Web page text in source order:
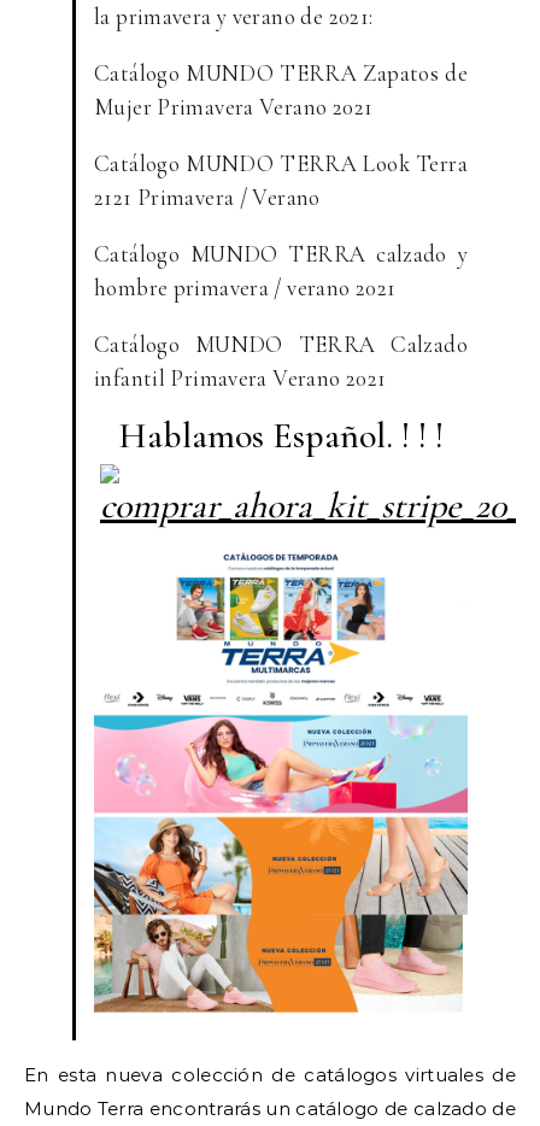
la primavera y verano de 2021:
Catálogo MUNDO TERRA Zapatos de
Mujer Primavera Verano 2021
Catálogo MUNDO TERRA Look Terra
2121 Primavera / Verano
Catálogo MUNDO TERRA calzado y
hombre primavera / verano 2021
Catálogo MUNDO TERRA Calzado
infantil Primavera Verano 2021
Hablamos Español. ! ! !
En esta nueva colección de catálogos virtuales de
Mundo Terra encontrarás un catálogo de calzado de